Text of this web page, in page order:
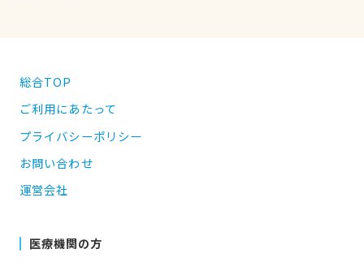
総合TOP
ご利用にあたって
プライバシーポリシー
お問い合わせ
運営会社
医療機関の方